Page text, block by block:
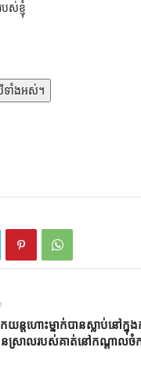
ស់ខ្ញុំ
ាំងអស់។
ន្តហោះម្នាក់បានស្លាប់នៅក្នុង
នស្រាលរបស់គាត់នៅកណ្តាលចំក